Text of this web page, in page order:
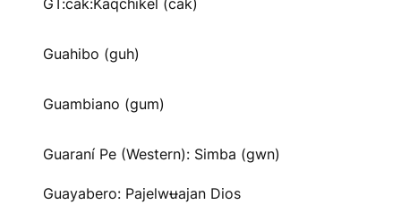
GT:cak:Kaqchikel (cak)
Guahibo (guh)
Guambiano (gum)
Guaraní Pe (Western): Simba (gwn)
Guayabero: Pajelwʉajan Dios